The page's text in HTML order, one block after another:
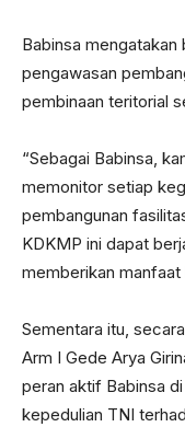
Babinsa
pengawasan
pembinaan teritorial
“Sebagai Babinsa,
memonitor setiap
pembangunan
KDKMP ini dapat
memberikan manfaat
Sementara itu,
Arm I Gede Arya
peran aktif Babinsa
kepedulian TNI